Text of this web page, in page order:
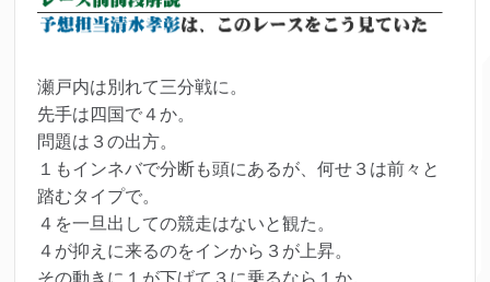
瀬戸内は別れて三分戦に。
先手は四国で４か。
問題は３の出方。
１もインネバで分断も頭にあるが、何せ３は前々と
踏むタイプで。
４を一旦出しての競走はないと観た。
４が抑えに来るのをインから３が上昇。
その動きに１が下げて３に乗るなら１か。